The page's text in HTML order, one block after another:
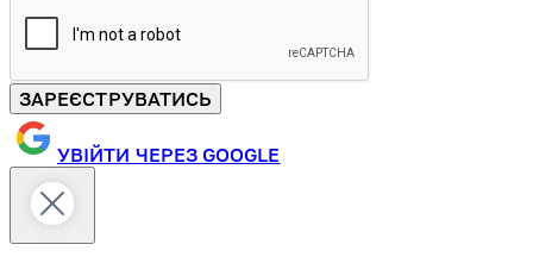
ЗАРЕЄСТРУВАТИСЬ
УВІЙТИ ЧЕРЕЗ GOOGLE